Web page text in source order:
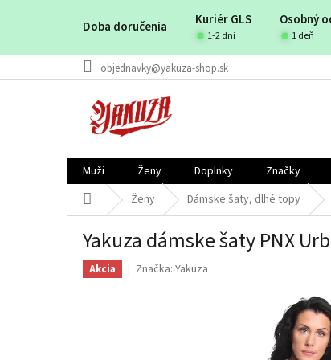
Doba doručenia Kuriér GLS Osobný
1-2 dni 1 deň
objednavky@yakuza-shop.sk
Muži Ženy Doplnky Značky
Domov Ženy Dámske šaty, dlhé topy
Yakuza dámske šaty PNX
Akcia Značka: Yakuza